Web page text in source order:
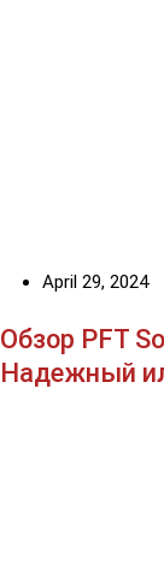
April 29, 2024
Обзор PFT
Надежный